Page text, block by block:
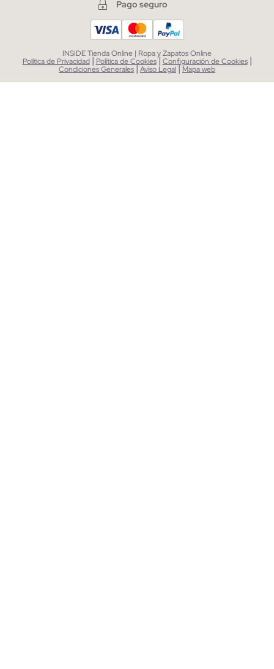
Pago seguro
INSIDE Tienda Online | Ropa y Zapatos Online
Política de Privacidad | Política de Cookies| Configuración de Cookies |
Condiciones Generales|Aviso Legal| Mapa web